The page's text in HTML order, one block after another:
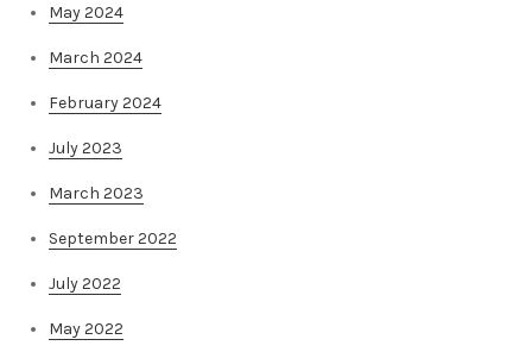
May 2024
March 2024
February 2024
July 2023
March 2023
September 2022
July 2022
May 2022